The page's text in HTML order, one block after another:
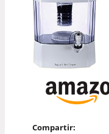
Compartir: